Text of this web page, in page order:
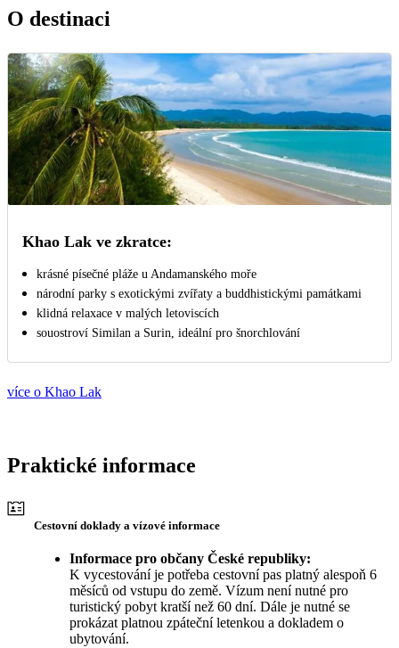
O destinaci
Khao Lak ve zkratce:
krásné písečné pláže u Andamanského moře
národní parky s exotickými zvířaty a buddhistickými památkami
klidná relaxace v malých letoviscích
souostroví Similan a Surin, ideální pro šnorchlování
více o Khao Lak
Praktické informace
Cestovní doklady a vízové informace
Informace pro občany České republiky:
K vycestování je potřeba cestovní pas platný alespoň 6
měsíců od vstupu do země. Vízum není nutné pro
turistický pobyt kratší než 60 dní. Dále je nutné se
prokázat platnou zpáteční letenkou a dokladem o
ubytování.